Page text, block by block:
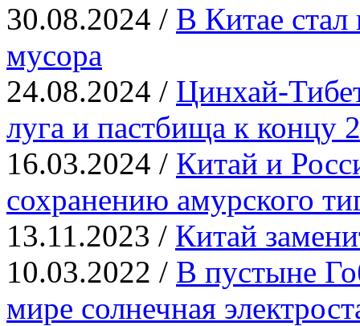
30.08.2024 / В Китае
мусора
24.08.2024 / Цинхай-
луга и пастбища к концу
16.03.2024 / ​Китай и
сохранению амурского
13.11.2023 / Китай
10.03.2022 / В пустыне
мире солнечная